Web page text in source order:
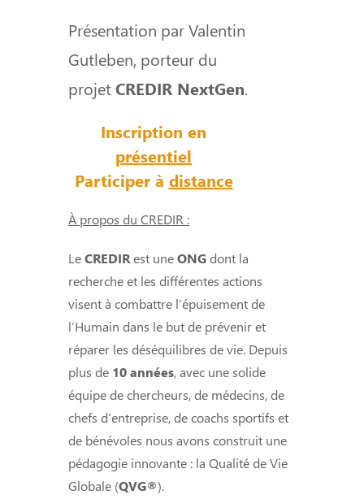
Présentation par Valentin
Gutleben, porteur du
projetCREDIR NextGen.
Inscription en
présentiel
Participer à distance
À propos du CREDIR :
LeCREDIRest uneONGdont la
recherche et les différentes actions
visent à combattre l’épuisement de
l’Humain dans le but de prévenir et
réparer les déséquilibres de vie. Depuis
plus de 10 années, avec une solide
équipe de chercheurs, de médecins, de
chefs d’entreprise, de coachs sportifs et
de bénévoles nous avons construit une
pédagogie innovante : la Qualité de Vie
Globale (QVG®).